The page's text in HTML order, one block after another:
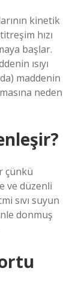
kinetik
hızı
başlar.
ısıyı
maddenin
neden
çünkü
ve düzenli
sıvı suyun
donmuş